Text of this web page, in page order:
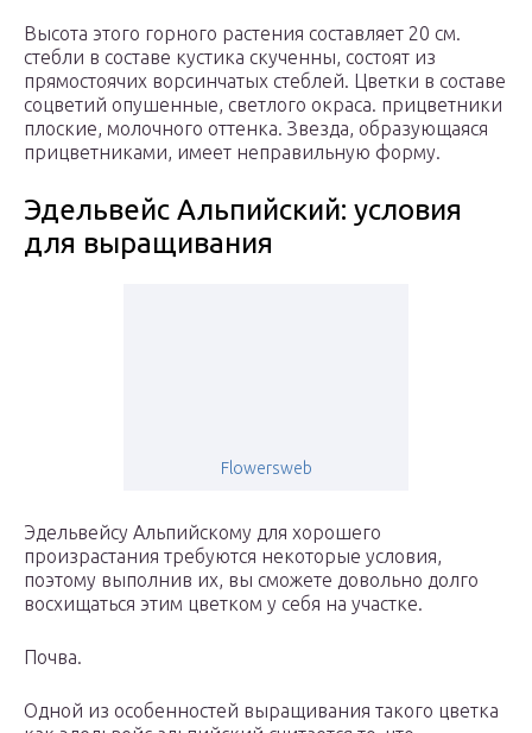
Высота этого горного растения составляет 20 см.
стебли в составе кустика скученны, состоят из
прямостоячих ворсинчатых стеблей. Цветки в составе
соцветий опушенные, светлого окраса. прицветники
плоские, молочного оттенка. Звезда, образующаяся
прицветниками, имеет неправильную форму.
Эдельвейс Альпийский: условия
для выращивания
Flowersweb
Эдельвейсу Альпийскому для хорошего
произрастания требуются некоторые условия,
поэтому выполнив их, вы сможете довольно долго
восхищаться этим цветком у себя на участке.
Почва.
Одной из особенностей выращивания такого цветка